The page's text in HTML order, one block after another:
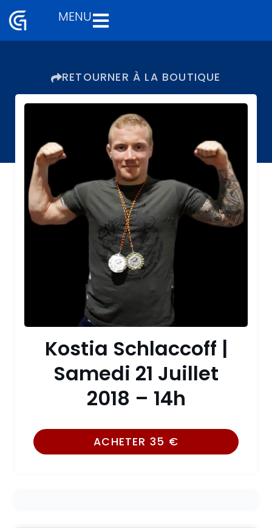
Aller
MENU
RETOURNER À LA BOUTIQUE
Kostia Schlaccoff |
Samedi 21 Juillet
2018 – 14h
ACHETER 35 €